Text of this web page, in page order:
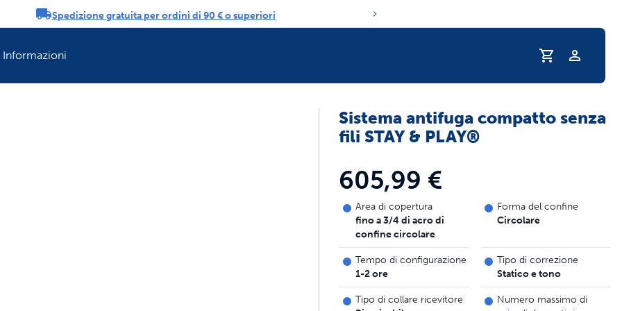
Spedizione gratuita per ordini di 90 € o superiori
Rinfresca la routine di idratazione del tuo animale
Informazioni
Profilo
Sistema antifuga compatto senza
fili STAY & PLAY®
605,99 €
Area di copertura
fino a 3/4 di acro di
confine circolare
Forma del confine
Circolare
Tempo di configurazione
1-2 ore
Tipo di correzione
Statico e tono
Tipo di collare ricevitore
Numero massimo di